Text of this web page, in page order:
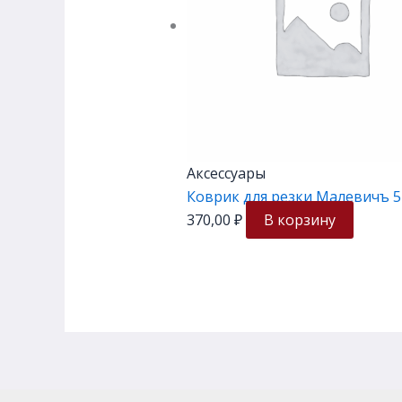
Аксессуары
Коврик для резки Малевичъ
370,00 ₽ В корзину